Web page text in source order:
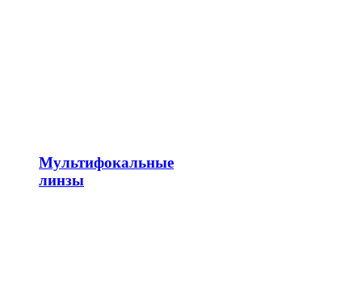
Мультифокальные
линзы